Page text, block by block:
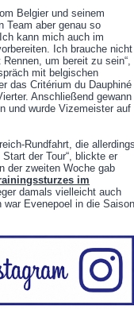
Belgier und seinem
Team aber genau so
kann mich auch im
Ich brauche nicht
Rennen, um bereit zu sein“,
mit belgischen
das Critérium du Dauphiné
Anschließend gewann
und wurde Vizemeister auf
Rundfahrt, die
der Tour“, blickte er
der zweiten Woche gab
im
damals vielleicht auch
Evenepoel in die Saison